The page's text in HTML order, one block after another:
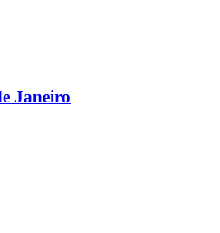
Janeiro